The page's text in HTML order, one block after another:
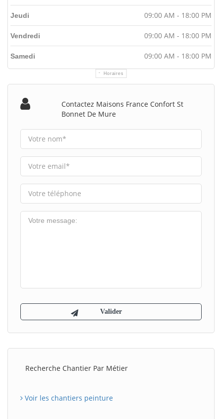
Horaires
Jeudi 09:00 AM - 18:00 PM
Vendredi 09:00 AM - 18:00 PM
Samedi 09:00 AM - 18:00 PM
Contactez Maisons France Confort St
Bonnet De Mure
Recherche Chantier Par Métier
Voir les chantiers peinture